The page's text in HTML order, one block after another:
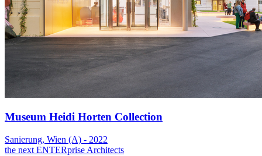
Museum Heidi Horten Collection
Sanierung, Wien (A) - 2022
the next ENTERprise Architects